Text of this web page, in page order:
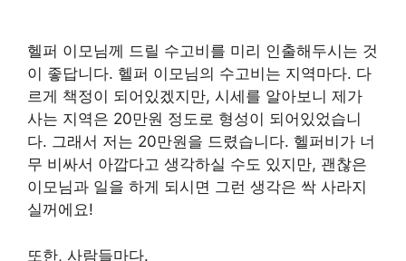
헬퍼 이모님께 드릴 수고비를 미리 인출해두시는 것
이 좋답니다. 헬퍼 이모님의 수고비는 지역마다. 다
르게 책정이 되어있겠지만, 시세를 알아보니 제가
사는 지역은 20만원 정도로 형성이 되어있었습니
다. 그래서 저는 20만원을 드렸습니다. 헬퍼비가 너
무 비싸서 아깝다고 생각하실 수도 있지만, 괜찮은
이모님과 일을 하게 되시면 그런 생각은 싹 사라지
실꺼에요!
또한, 사람들마다.